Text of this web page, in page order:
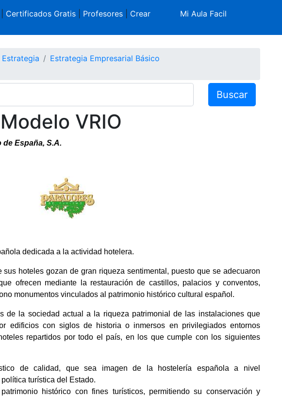
Certificados Gratis| Profesores| Crear
Mi Aula Facil
Estrategia
Estrategia Empresarial Básico
Buscar
VRIO
España, S.A.
dedicada a la actividad hotelera.
sus hoteles gozan de gran riqueza sentimental, puesto que se adecuaron
ofrecen mediante la restauración de castillos, palacios y conventos,
monumentos vinculados al patrimonio histórico cultural español.
de la sociedad actual a la riqueza patrimonial de las instalaciones que
edificios con siglos de historia o inmersos en privilegiados entornos
repartidos por todo el país, en los que cumple con los siguientes
de calidad, que sea imagen de la hostelería española a nivel
turística del Estado.
histórico con fines turísticos, permitiendo su conservación y